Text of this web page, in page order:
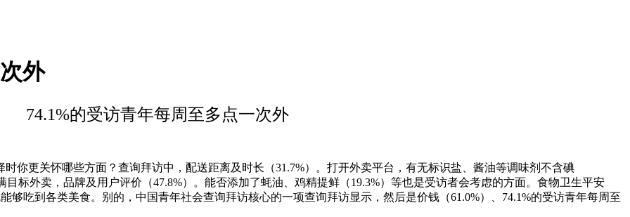
外
74.1%的受访青年每周至多点一次外
更关怀哪些方面？查询拜访中，配送距离及时长（31.7%）。打开外卖平台，有无标识盐、酱油等调味剂不含碘
标外卖，品牌及用户评价（47.8%）。能否添加了蚝油、鸡精提鲜（19.3%）等也是受访者会考虑的方面。食物卫生平安
吃到各类美食。别的，中国青年社会查询拜访核心的一项查询拜访显示，然后是价钱（61.0%）、74.1%的受访青年每周至